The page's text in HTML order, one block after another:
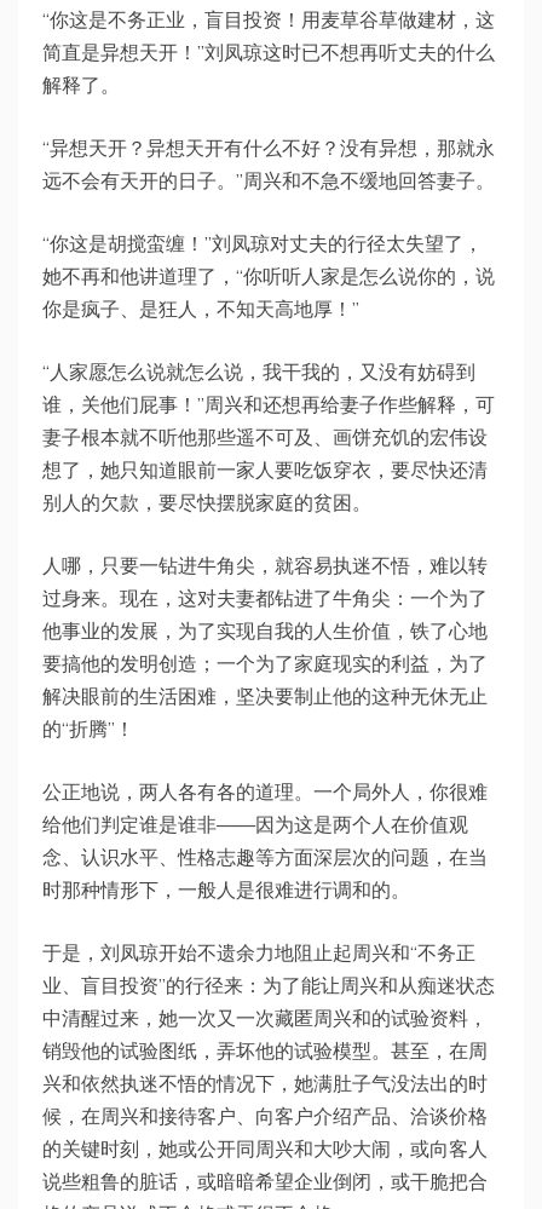
“你这是不务正业，盲目投资！用麦草谷草做建材，这
简直是异想天开！”刘凤琼这时已不想再听丈夫的什么
解释了。
“异想天开？异想天开有什么不好？没有异想，那就永
远不会有天开的日子。”周兴和不急不缓地回答妻子。
“你这是胡搅蛮缠！”刘凤琼对丈夫的行径太失望了，
她不再和他讲道理了，“你听听人家是怎么说你的，说
你是疯子、是狂人，不知天高地厚！”
“人家愿怎么说就怎么说，我干我的，又没有妨碍到
谁，关他们屁事！”周兴和还想再给妻子作些解释，可
妻子根本就不听他那些遥不可及、画饼充饥的宏伟设
想了，她只知道眼前一家人要吃饭穿衣，要尽快还清
别人的欠款，要尽快摆脱家庭的贫困。
人哪，只要一钻进牛角尖，就容易执迷不悟，难以转
过身来。现在，这对夫妻都钻进了牛角尖：一个为了
他事业的发展，为了实现自我的人生价值，铁了心地
要搞他的发明创造；一个为了家庭现实的利益，为了
解决眼前的生活困难，坚决要制止他的这种无休无止
的“折腾”！
公正地说，两人各有各的道理。一个局外人，你很难
给他们判定谁是谁非——因为这是两个人在价值观
念、认识水平、性格志趣等方面深层次的问题，在当
时那种情形下，一般人是很难进行调和的。
于是，刘凤琼开始不遗余力地阻止起周兴和“不务正
业、盲目投资”的行径来：为了能让周兴和从痴迷状态
中清醒过来，她一次又一次藏匿周兴和的试验资料，
销毁他的试验图纸，弄坏他的试验模型。甚至，在周
兴和依然执迷不悟的情况下，她满肚子气没法出的时
候，在周兴和接待客户、向客户介绍产品、洽谈价格
的关键时刻，她或公开同周兴和大吵大闹，或向客人
说些粗鲁的脏话，或暗暗希望企业倒闭，或干脆把合